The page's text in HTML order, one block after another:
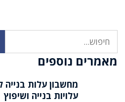
מאמרים נוספים
עלויות בנייה ושיפוץ